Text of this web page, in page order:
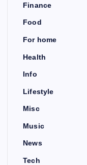
Finance
Food
For home
Health
Info
Lifestyle
Misc
Music
News
Tech